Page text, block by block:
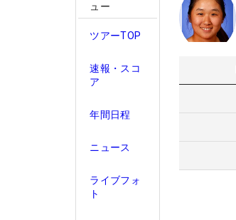
ュー
ツアーTOP
速報・スコ
ア
年間日程
ニュース
ライブフォ
ト